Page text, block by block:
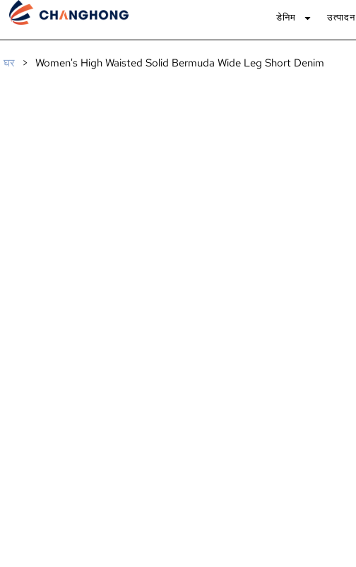
डेनिम उत्पादन
घर > Women's High Waisted Solid Bermuda Wide Leg Short Denim